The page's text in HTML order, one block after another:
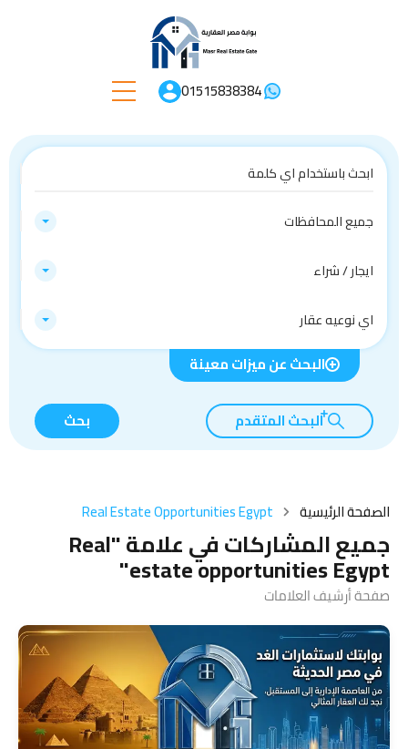
01515838384
جميع المحافظات
ايجار / شراء
اي نوعيه عقار
البحث عن ميزات معينة
البحث المتقدم بحث
الصفحة الرئيسية Real Estate Opportunities Egypt
جميع المشاركات في علامة "Real
estate opportunities Egypt"
صفحة أرشيف العلامات